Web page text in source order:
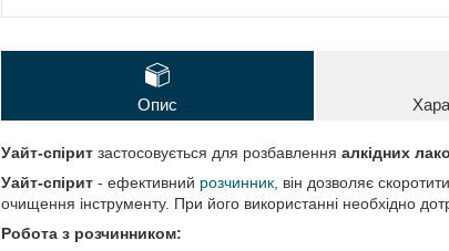
Опис
Уайт-спірит застосовується для розбавлення алкідних
Уайт-спірит - ефективний розчинник , він дозволяє
очищення інструменту. При його використанні необхідно
Робота з розчинником: